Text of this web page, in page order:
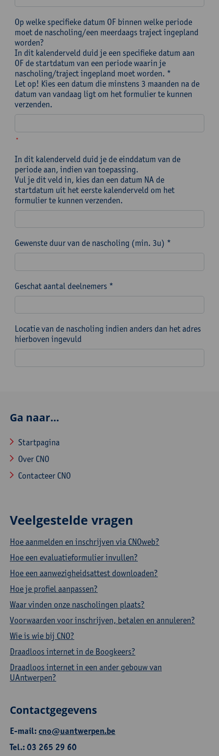
Op welke specifieke datum OF binnen welke periode
moet de nascholing/een meerdaags traject ingepland
worden?
In dit kalenderveld duid je een specifieke datum aan
OF de startdatum van een periode waarin je
nascholing/traject ingepland moet worden. *
Let op! Kies een datum die minstens 3 maanden na de
datum van vandaag ligt om het formulier te kunnen
verzenden.
*
In dit kalenderveld duid je de einddatum van de
periode aan, indien van toepassing.
Vul je dit veld in, kies dan een datum NA de
startdatum uit het eerste kalenderveld om het
formulier te kunnen verzenden.
Gewenste duur van de nascholing (min. 3u) *
Geschat aantal deelnemers *
Locatie van de nascholing indien anders dan het adres
hierboven ingevuld
Ga naar...
Startpagina
Over CNO
Contacteer CNO
Veelgestelde vragen
Hoe aanmelden en inschrijven via CNOweb?
Hoe een evaluatieformulier invullen?
Hoe een aanwezigheidsattest downloaden?
Hoe je profiel aanpassen?
Waar vinden onze nascholingen plaats?
Voorwaarden voor inschrijven, betalen en annuleren?
Wie is wie bij CNO?
Draadloos internet in de Boogkeers?
Draadloos internet in een ander gebouw van
UAntwerpen?
Contactgegevens
E-mail:cno@uantwerpen.be
Tel.: 03 265 29 60